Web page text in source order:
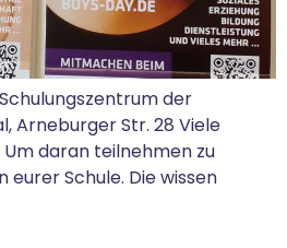
der
Arneburger Str. 28 Viele
daran teilnehmen zu
eurer Schule. Die wissen